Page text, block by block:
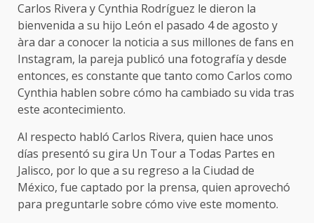
Carlos Rivera y Cynthia Rodríguez le dieron la
bienvenida a su hijo León el pasado 4 de agosto y
àra dar a conocer la noticia a sus millones de fans en
Instagram, la pareja publicó una fotografía y desde
entonces, es constante que tanto como Carlos como
Cynthia hablen sobre cómo ha cambiado su vida tras
este acontecimiento.
Al respecto habló Carlos Rivera, quien hace unos
días presentó su gira Un Tour a Todas Partes en
Jalisco, por lo que a su regreso a la Ciudad de
México, fue captado por la prensa, quien aprovechó
para preguntarle sobre cómo vive este momento.